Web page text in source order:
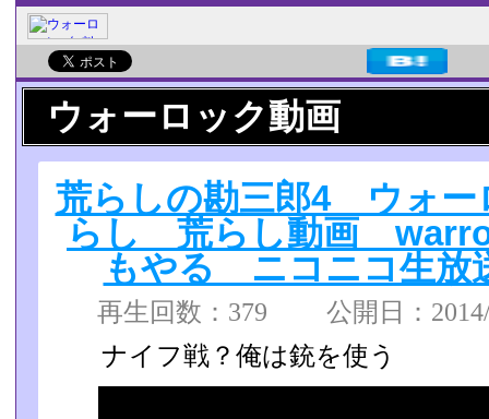
ウォーロック動画
荒らしの勘三郎4 ウォ
らし 荒らし動画
もやる ニコニコ生
再生回数：379 公開日：
ナイフ戦？俺は銃を使う